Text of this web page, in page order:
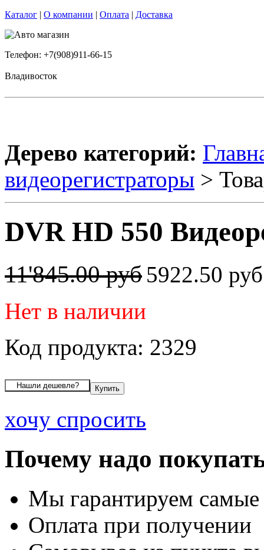
Каталог | О компании | Оплата | Доставка
Телефон: +7(908)911-66-15
Владивосток
Дерево категорий:
видеорегистраторы >
DVR HD 550
11'845.00 руб 5922.50
Нет в наличии
Код продукта: 2329
хочу спросить
Почему надо
Мы гарантируем
Оплата при получении